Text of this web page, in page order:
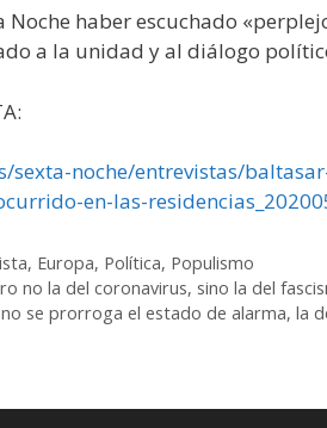
haber escuchado
a la unidad y al diálogo
noche/entrevistas/
en-las-
, Europa, Política, Populismo
no la del coronavirus, sino la del
se prorroga el estado de alarma, la